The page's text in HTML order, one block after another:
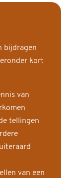
bijdragen
kort
van
tellingen
van een